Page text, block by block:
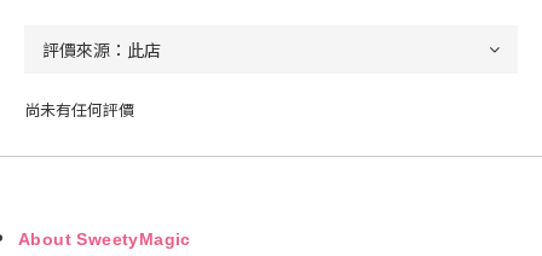
尚未有任何評價
About SweetyMagic